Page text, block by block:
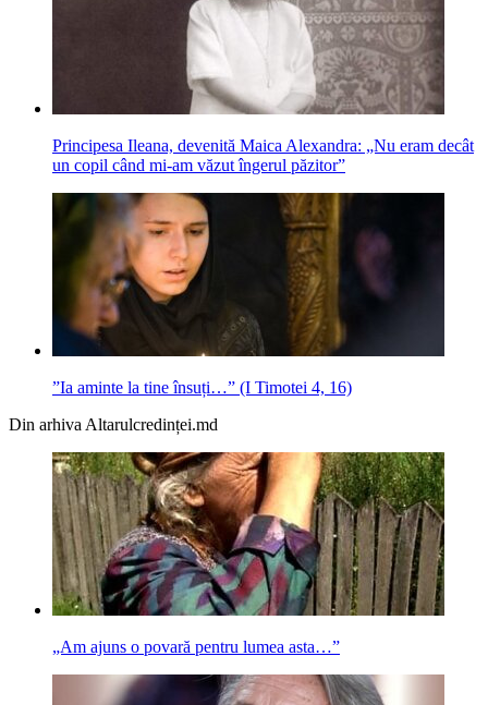
Principesa Ileana, devenită Maica Alexandra: „Nu eram decât
un copil când mi-am văzut îngerul păzitor”
”Ia aminte la tine însuți…” (I Timotei 4, 16)
Din arhiva Altarulcredinței.md
„Am ajuns o povară pentru lumea asta…”